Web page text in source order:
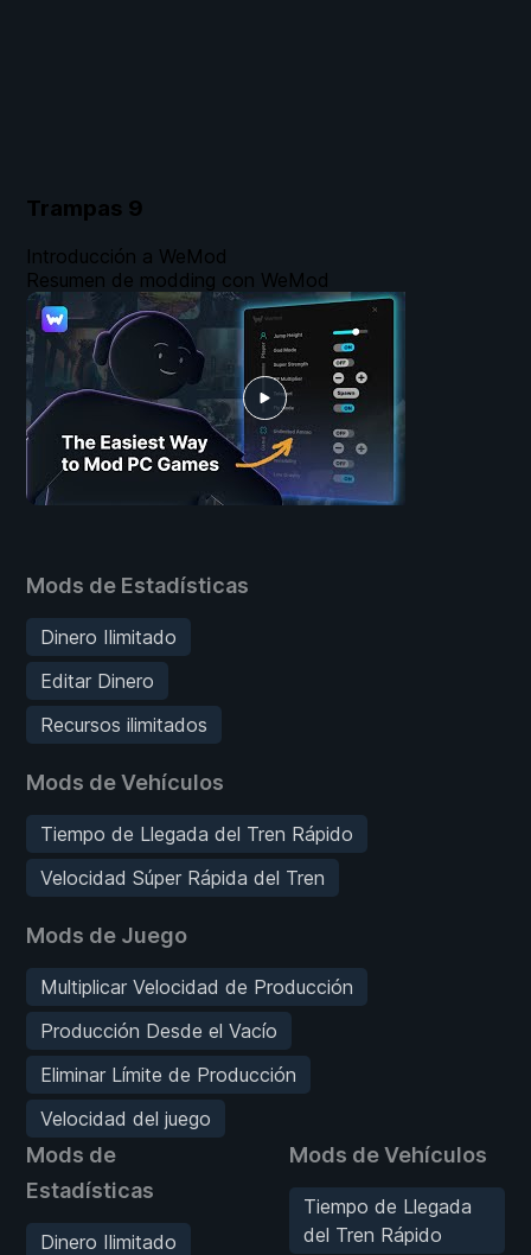
Trampas 9
Mods de Estadísticas
Dinero Ilimitado
Editar Dinero
Recursos ilimitados
Mods de Vehículos
Tiempo de Llegada del Tren Rápido
Velocidad Súper Rápida del Tren
Mods de Juego
Multiplicar Velocidad de Producción
Producción Desde el Vacío
Eliminar Límite de Producción
Velocidad del juego
Mods de
Estadísticas
Dinero Ilimitado
Mods de Vehículos
Tiempo de Llegada
del Tren Rápido
Introducción a WeMod
Resumen de modding con WeMod